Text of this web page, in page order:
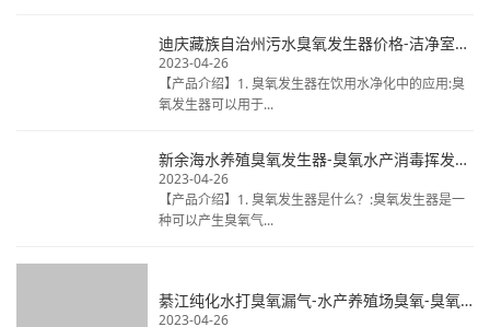
迪庆藏族自治州污水臭氧发生器价格-洁净室臭氧消毒热线电话-揭秘桶装水臭氧
2023-04-26
【产品介绍】1. 臭氧发生器在饮用水净化中的应用:臭
氧发生器可以用于...
新余海水养殖臭氧发生器-臭氧水产消毒挥发时间-天然矿泉水臭氧毒
2023-04-26
【产品介绍】1. 臭氧发生器是什么？:臭氧发生器是一
种可以产生臭氧气...
2023-04-26
【产品介绍】1. 臭氧发生器的市场前景和发展趋势:随